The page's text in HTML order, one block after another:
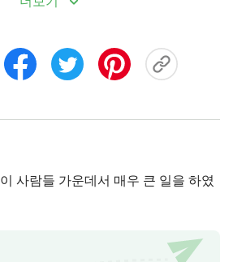
핵심은 ‘새롭다’와 ‘놀랍다’라는
다. 그러나 “하나님은 언제나 변
고 해서 그의 사역도 그의 본질
의미는 아니다. 너는 하나님이
하는데, 그렇다면 ‘항상 새로운
이 확장되고 변화하며, 하나님의
사람들 가운데서 매우 큰 일을 하였